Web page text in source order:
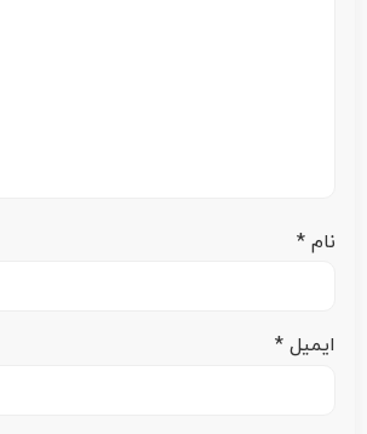
نام *
ایمیل *